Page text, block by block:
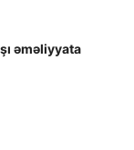
əməliyyata